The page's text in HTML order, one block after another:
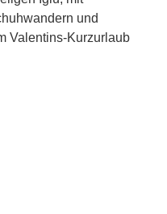
und
Valentins-Kurzurlaub